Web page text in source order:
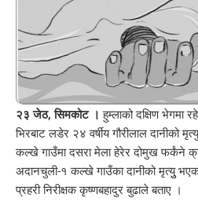
२३ जेठ, सिमकोट । हुम्लाको दक्षिण भेगमा
भिरबाट लडेर २४ वर्षीय गौरीलाल दानीको
कल्खे गाउँमा दसरा मेला हेरेर दोमुख फर्कंने
अदानचुली-१ कल्खे गाउँका दानीको मृत्युु
प्रहरी निरीक्षक कृष्णबहादुर बुढाले बताए ।